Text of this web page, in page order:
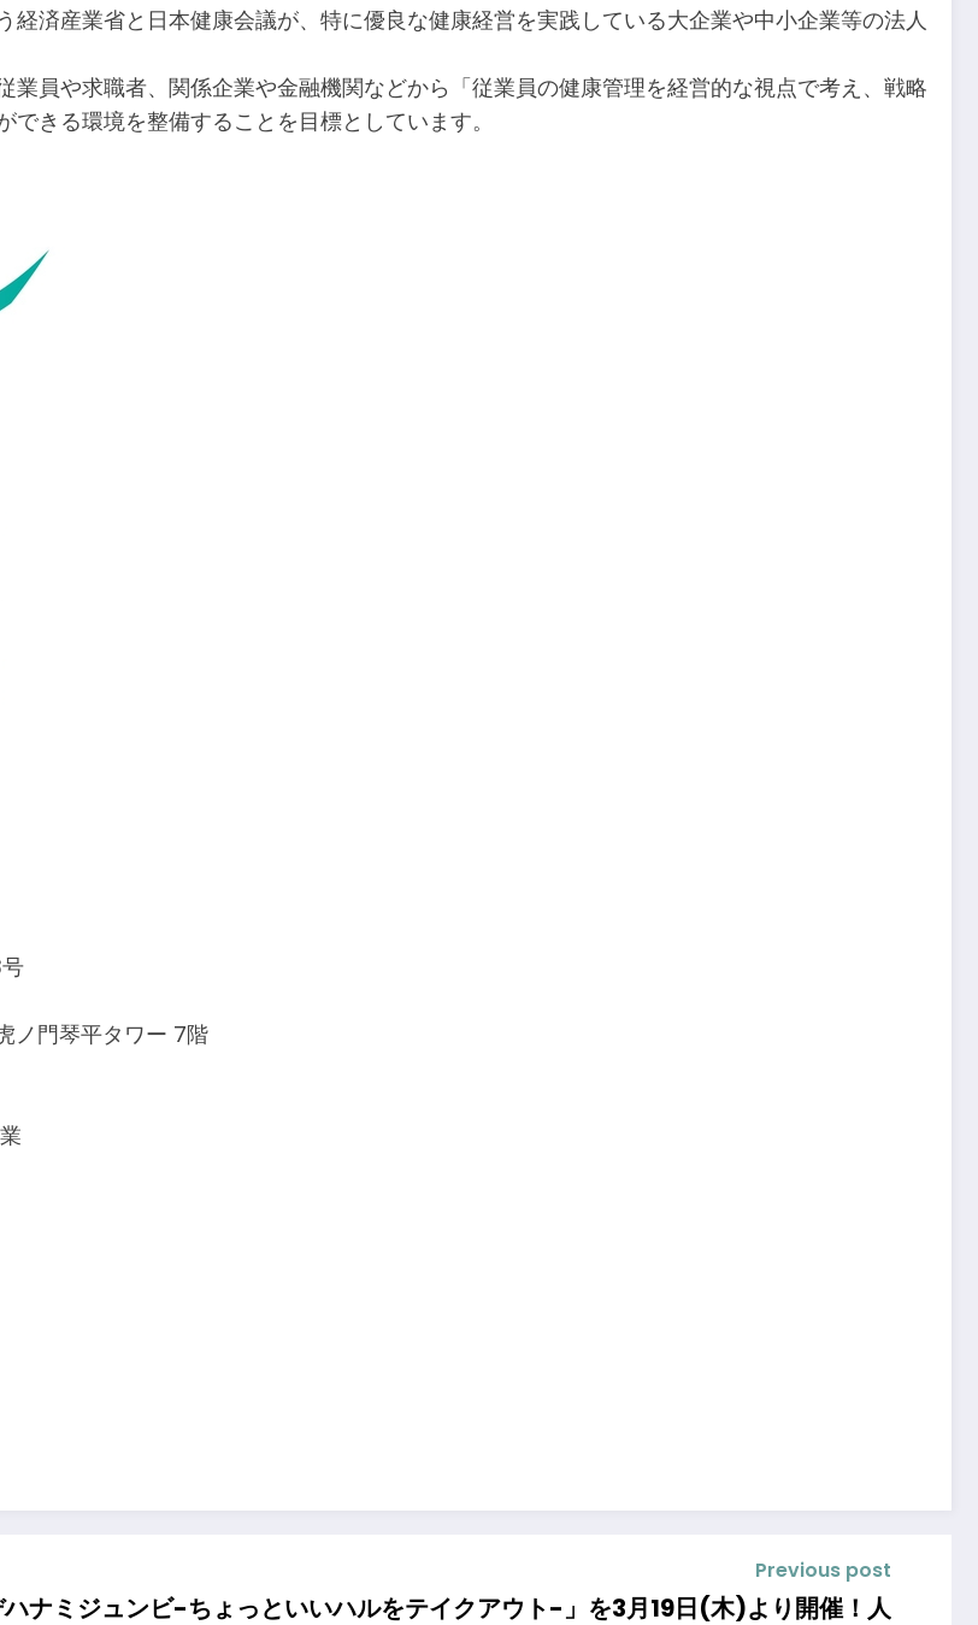
済産業省と日本健康会議が、特に優良な健康経営を実践している大企業や中小企業等の法人
員や求職者、関係企業や金融機関などから「従業員の健康管理を経営的な視点で考え、戦略
きる環境を整備することを目標としています。
門琴平タワー 7階
Previous post
ハナミジュンビ-ちょっといいハルをテイクアウト-」を3月19日(木)より開催！人